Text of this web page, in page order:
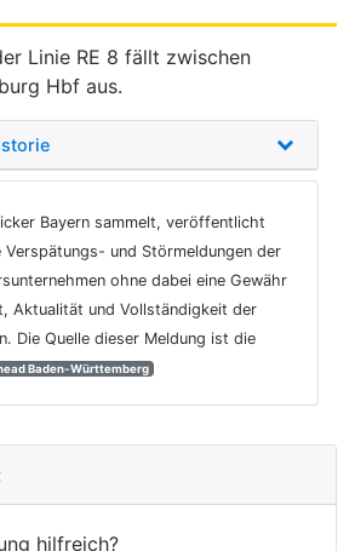
Linie RE 8 fällt zwischen
Hbf aus.
Bayern sammelt, veröffentlicht
und Störmeldungen der
ohne dabei eine Gewähr
Aktualität und Vollständigkeit der
Die Quelle dieser Meldung ist die
Baden-Württemberg
hilfreich?